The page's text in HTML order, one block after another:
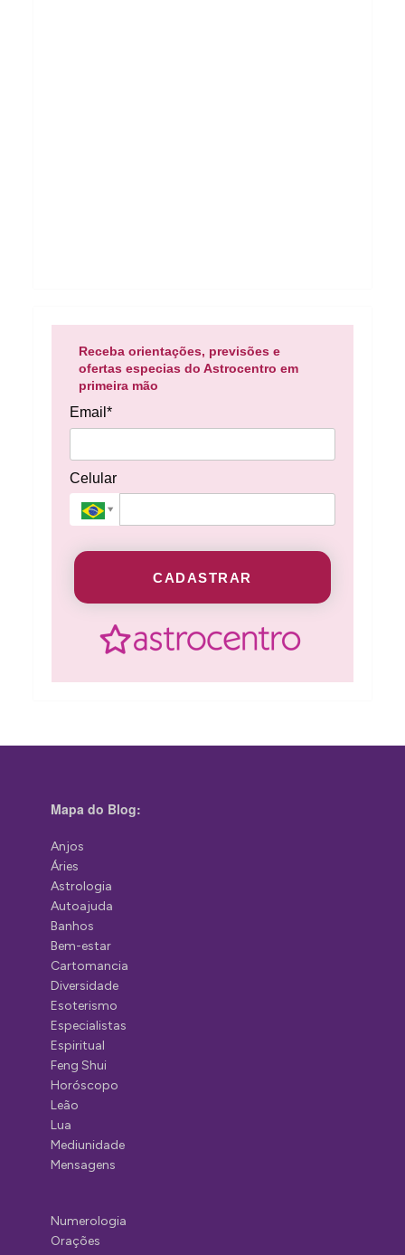
Receba orientações, previsões e
ofertas especias do Astrocentro em
primeira mão
Email*
Celular
CADASTRAR
Mapa do Blog:
Anjos
Áries
Astrologia
Autoajuda
Banhos
Bem-estar
Cartomancia
Diversidade
Esoterismo
Especialistas
Espiritual
Feng Shui
Horóscopo
Leão
Lua
Mediunidade
Mensagens
Numerologia
Orações